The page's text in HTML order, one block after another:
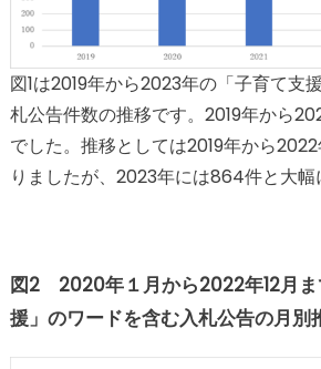
図1は2019年から2023年の「子育て支
札公告件数の推移です。2019年から
でした。推移としては2019年から
りましたが、2023年には864件と大幅
図2 2020年１月から2022年12月ま
援」のワードを含む入札公告の月別